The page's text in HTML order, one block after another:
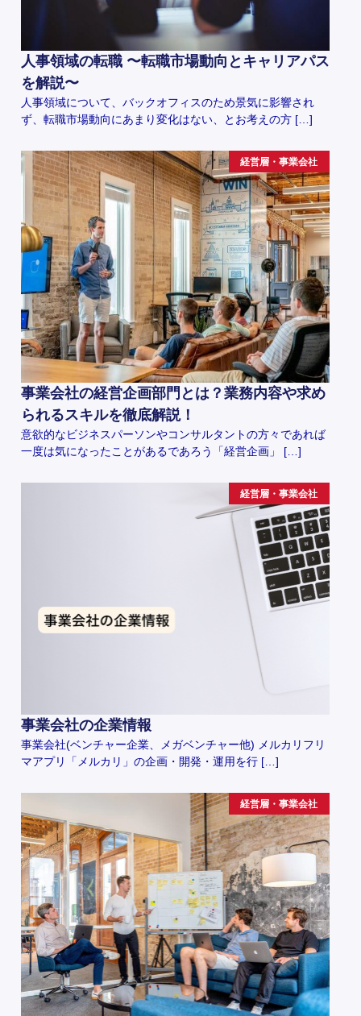
人事領域の転職 〜転職市場動向とキャリアパス
を解説〜
人事領域について、バックオフィスのため景気に影響され
ず、転職市場動向にあまり変化はない、とお考えの方 […]
経営層・事業会社
事業会社の経営企画部門とは？業務内容や求め
られるスキルを徹底解説！
意欲的なビジネスパーソンやコンサルタントの方々であれば
一度は気になったことがあるであろう「経営企画」 […]
経営層・事業会社
事業会社の企業情報
事業会社(ベンチャー企業、メガベンチャー他) メルカリフリ
マアプリ「メルカリ」の企画・開発・運用を行 […]
経営層・事業会社